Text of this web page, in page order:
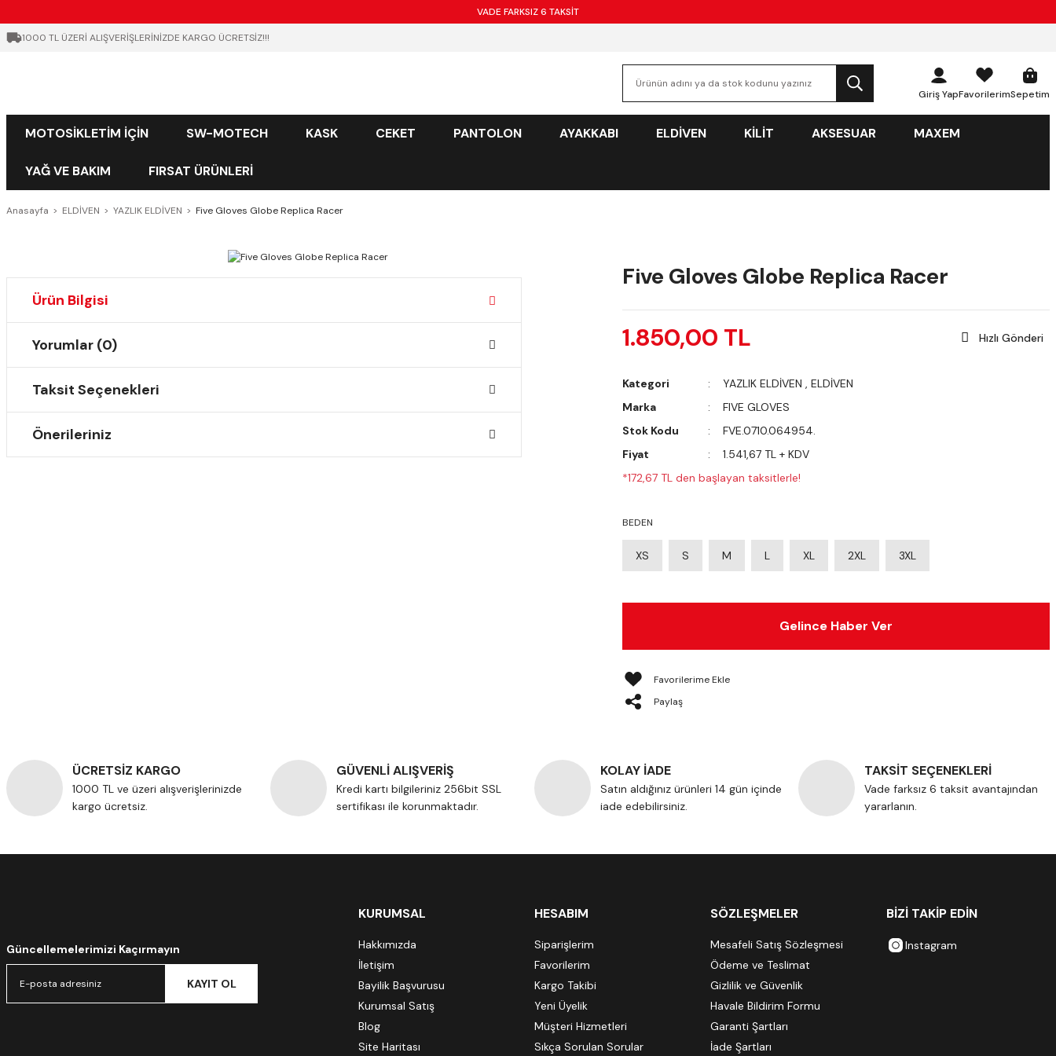
VADE FARKSIZ 6 TAKSİT
1000 TL ÜZERİ ALIŞVERİŞLERİNİZDE KARGO ÜCRETSİZ!!!
Giriş YapFavorilerimSepetim
MOTOSİKLETİM İÇİN SW-MOTECH KASK CEKET PANTOLON AYAKKABI ELDİVEN KİLİT AKSESUAR MAXEM
YAĞ VE BAKIM FIRSAT ÜRÜNLERİ
Anasayfa ELDİVEN YAZLIK ELDİVEN Five Gloves Globe Replica Racer
Ürün Bilgisi
Yorumlar (0)
Taksit Seçenekleri
Önerileriniz
Five Gloves Globe Replica Racer
1.850,00 TL Hızlı Gönderi
Kategori YAZLIK ELDİVEN , ELDİVEN
Marka
FIVE GLOVES
Stok Kodu
FVE.0710.064954.
Fiyat
1.541,67 TL + KDV
*172,67 TL den başlayan taksitlerle!
BEDEN
XS S M L XL 2XL 3XL
Gelince Haber Ver
Paylaş
ÜCRETSİZ KARGO
1000 TL ve üzeri alışverişlerinizde
kargo ücretsiz.
GÜVENLİ ALIŞVERİŞ
Kredi kartı bilgileriniz 256bit SSL
sertifikası ile korunmaktadır.
KOLAY İADE
Satın aldığınız ürünleri 14 gün içinde
iade edebilirsiniz.
TAKSİT SEÇENEKLERİ
Vade farksız 6 taksit avantajından
yararlanın.
Güncellemelerimizi Kaçırmayın
KAYIT OL
KURUMSAL
Hakkımızda
İletişim
Bayilik Başvurusu
Kurumsal Satış
Blog
Site Haritası
HESABIM
Siparişlerim
Favorilerim
Kargo Takibi
Yeni Üyelik
Müşteri Hizmetleri
Sıkça Sorulan Sorular
SÖZLEŞMELER
Mesafeli Satış Sözleşmesi
Ödeme ve Teslimat
Gizlilik ve Güvenlik
Havale Bildirim Formu
Garanti Şartları
İade Şartları
BİZİ TAKİP EDİN
Instagram